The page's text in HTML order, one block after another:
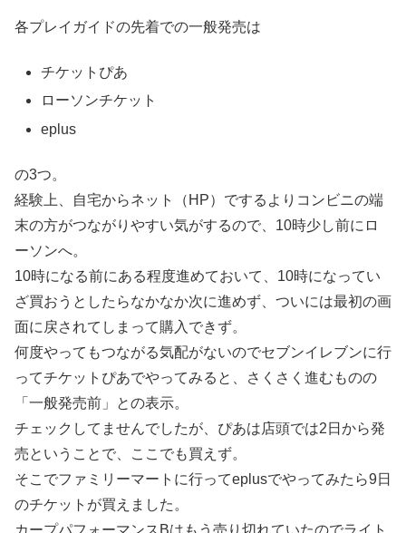
各プレイガイドの先着での一般発売は
チケットぴあ
ローソンチケット
eplus
の3つ。
経験上、自宅からネット（HP）でするよりコンビニの端
末の方がつながりやすい気がするので、10時少し前にロ
ーソンへ。
10時になる前にある程度進めておいて、10時になってい
ざ買おうとしたらなかなか次に進めず、ついには最初の画
面に戻されてしまって購入できず。
何度やってもつながる気配がないのでセブンイレブンに行
ってチケットぴあでやってみると、さくさく進むものの
「一般発売前」との表示。
チェックしてませんでしたが、ぴあは店頭では2日から発
売ということで、ここでも買えず。
そこでファミリーマートに行ってeplusでやってみたら9日
のチケットが買えました。
カープパフォーマンスBはもう売り切れていたのでライト